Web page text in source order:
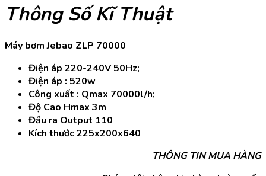
Thông Số Kĩ Thuật
Máy bơm Jebao ZLP 70000
Điện áp 220-240V 50Hz;
Điện áp : 520w
Công xuất : Qmax 70000l/h;
Độ Cao Hmax 3m
Đầu ra Output 110
Kích thước 225x200x640
THÔNG TIN MUA HÀNG